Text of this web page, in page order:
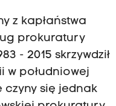
z kapłaństwa
prokuratury
- 2015 skrzywdził
w południowej
czyny się jednak